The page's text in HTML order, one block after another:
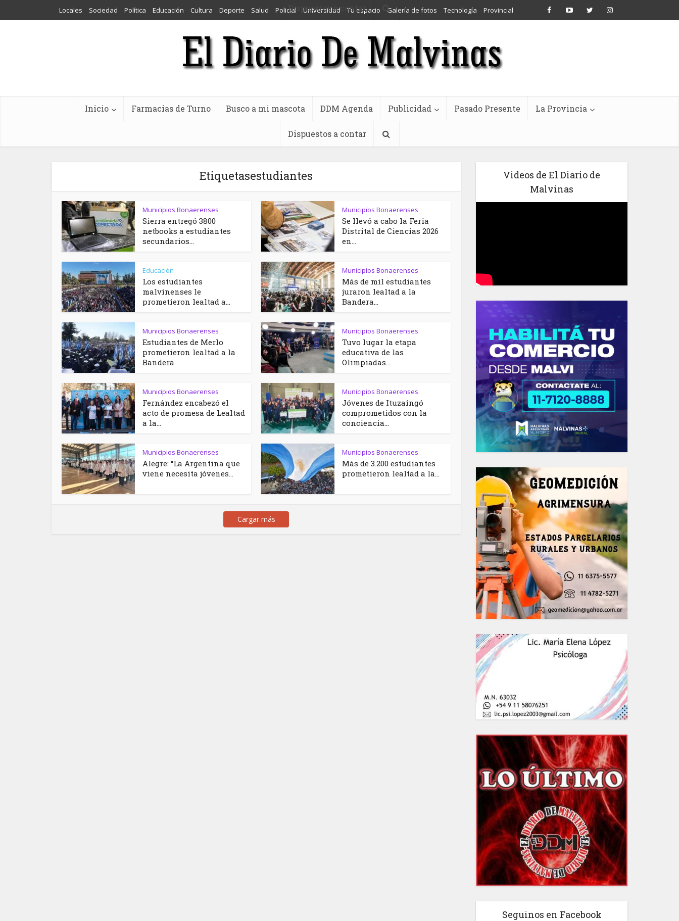
Dispuestos a contar
Locales Sociedad Política Educación Cultura Deporte Salud Policial Universidad Tu espacio Galería de fotos Tecnología Provincial
Inicio Farmacias de Turno Busco a mi mascota DDM Agenda Publicidad Pasado Presente La Provincia
Dispuestos a contar
Etiquetasestudiantes
Municipios Bonaerenses
Sierra entregó 3800
netbooks a estudiantes
secundarios...
Municipios Bonaerenses
Se llevó a cabo la Feria
Distrital de Ciencias 2026
en...
Educación
Los estudiantes
malvinenses le
prometieron lealtad a...
Municipios Bonaerenses
Más de mil estudiantes
juraron lealtad a la
Bandera...
Municipios Bonaerenses
Estudiantes de Merlo
prometieron lealtad a la
Bandera
Municipios Bonaerenses
Tuvo lugar la etapa
educativa de las
Olimpiadas...
Municipios Bonaerenses
Fernández encabezó el
acto de promesa de Lealtad
a la...
Municipios Bonaerenses
Jóvenes de Ituzaingó
comprometidos con la
conciencia...
Municipios Bonaerenses
Alegre: “La Argentina que
viene necesita jóvenes...
Municipios Bonaerenses
Más de 3.200 estudiantes
prometieron lealtad a la...
Cargar más
Videos de El Diario de
Malvinas
Seguinos en Facebook